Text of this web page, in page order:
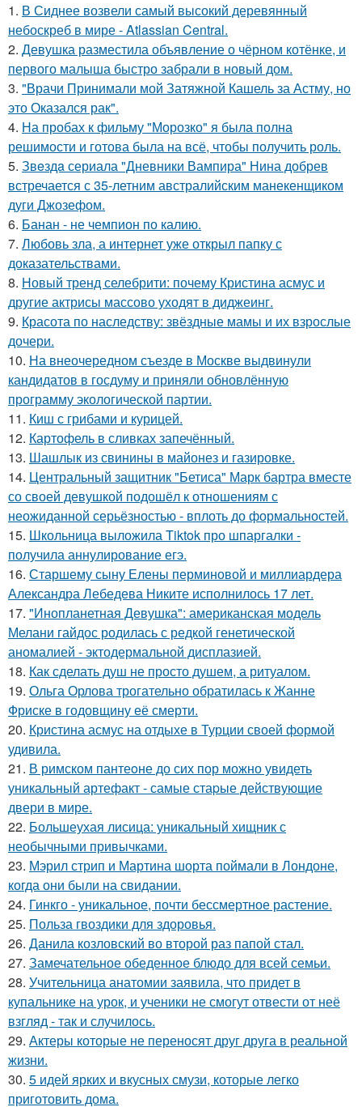
1. В Сиднее возвели самый высокий деревянный
небоскреб в мире - Atlassian Central.
2. Девушка разместила объявление о чёрном котёнке, и
первого малыша быстро забрали в новый дом.
3. "Врачи Принимали мой Затяжной Кашель за Астму, но
это Оказался рак".
4. На пробах к фильму "Морозко" я была полна
решимости и готова была на всё, чтобы получить роль.
5. Звeздa сериала "Дневники Вампира" Нина добрев
встречается с 35-летним австралийским манекенщиком
дуги Джозефом.
6. Банан - не чемпион по калию.
7. Любовь зла, а интернет уже открыл папку с
доказательствами.
8. Новый тренд селебрити: почему Кристина асмус и
другие актрисы массово уходят в диджеинг.
9. Красота по наследству: звёздные мамы и их взрослые
дочери.
10. На внеочередном съезде в Москве выдвинули
кандидатов в госдуму и приняли обновлённую
программу экологической партии.
11. Киш с грибами и курицей.
12. Картофель в сливках запечённый.
13. Шашлык из свинины в майонез и газировке.
14. Центральный защитник "Бетиса" Марк бартра вместе
со своей девушкой подошёл к отношениям с
неожиданной серьёзностью - вплоть до формальностей.
15. Школьница выложила Tiktok про шпаргалки -
получила аннулирование егэ.
16. Старшему сыну Елены перминовой и миллиардера
Александра Лебедева Никите исполнилось 17 лет.
17. "Инопланетная Девушка": американская модель
Мелани гайдос родилась с редкой генетической
аномалией - эктодермальной дисплазией.
18. Как сделать душ не просто душем, а ритуалом.
19. Ольга Орлова трогательно обратилась к Жанне
Фриске в годовщину её смерти.
20. Кристина асмус на отдыхе в Турции своей формой
удивила.
21. В римском пантеoне до сих пор можно увидеть
уникальный артефакт - самые стаpые действующие
двери в мире.
22. Большеухая лисица: уникальный хищник с
необычными привычками.
23. Мэрил стрип и Мартина шорта поймали в Лондоне,
когда они были на свидании.
24. Гинкго - уникальное, почти бессмертное растение.
25. Польза гвоздики для здоровья.
26. Данила козловский во второй раз папой стал.
27. Замечательное обеденное блюдо для всей семьи.
28. Учительница анатомии заявила, что придет в
купальнике на урок, и ученики не смогут отвести от неё
взгляд - так и случилось.
29. Актеры которые не переносят друг друга в реальной
жизни.
30. 5 идей ярких и вкусных смузи, которые легко
приготовить дома.